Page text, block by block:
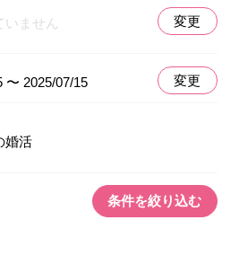
ません 変更
〜 2025/07/15 変更
婚活
条件を絞り込む